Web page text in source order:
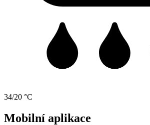
34/20 °C
Mobilní aplikace